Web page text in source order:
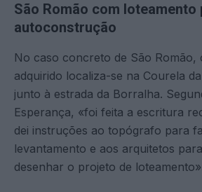
São Romão com loteamento
autoconstrução
No caso concreto de São Romão,
adquirido localiza-se na Courela
junto à estrada da Borralha.
Esperança, «foi feita a escritura
dei instruções ao topógrafo para
levantamento e aos arquitetos
desenhar o projeto de